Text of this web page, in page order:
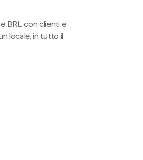
BRL con clienti e
locale, in tutto il